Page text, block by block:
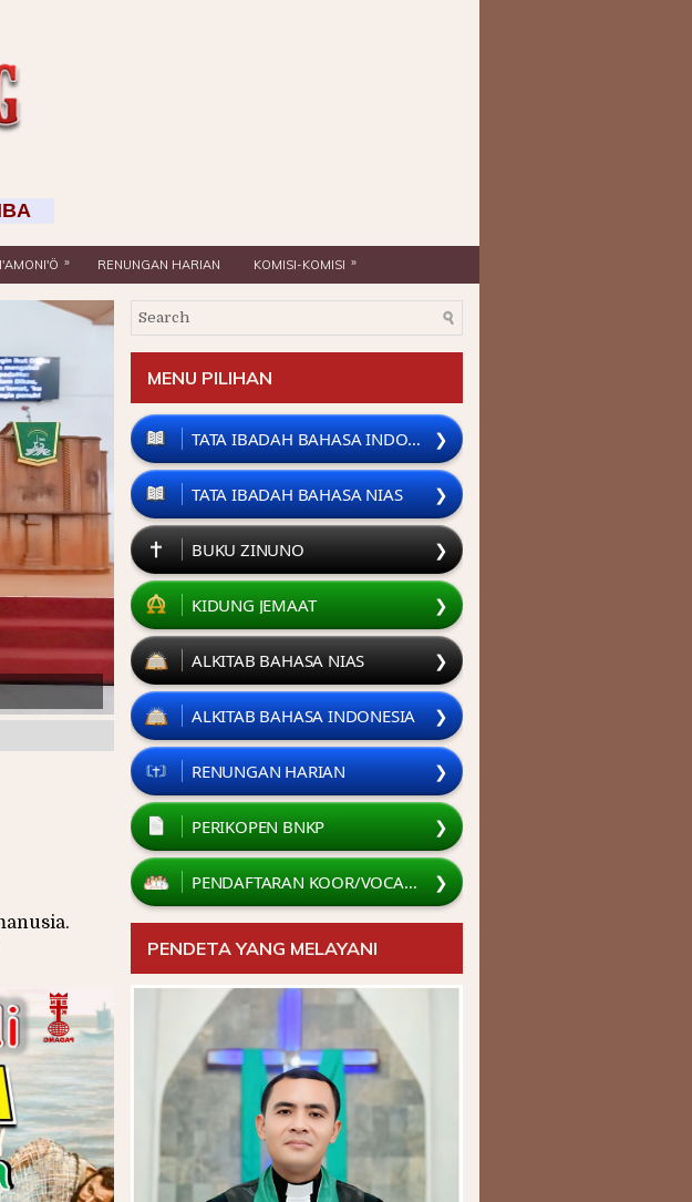
GEREJA BNKP PADANG >>> 1. KEBAKTIAN PAGI JAM 08.00 WIB
» RENUNGAN HARIAN KOMISI-KOMISI »
MENU PILIHAN
TATA IBADAH BAHASA INDONESIA ❯
TATA IBADAH BAHASA NIAS ❯
BUKU ZINUNÖ ❯
KIDUNG JEMAAT ❯
ALKITAB BAHASA NIAS ❯
ALKITAB BAHASA INDONESIA ❯
RENUNGAN HARIAN ❯
PERIKOPEN BNKP ❯
PENDAFTARAN KOOR/VOCAL GROUP ❯
PENDETA YANG MELAYANI